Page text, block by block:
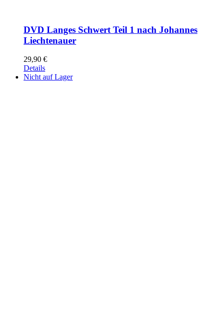
DVD Langes Schwert Teil 1 nach Johannes
Liechtenauer
29,90 €
Details
Nicht auf Lager